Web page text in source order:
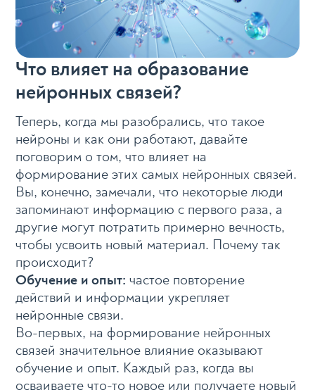
Что влияет на образование
нейронных связей?
Теперь, когда мы разобрались, что такое
нейроны и как они работают, давайте
поговорим о том, что влияет на
формирование этих самых нейронных связей.
Вы, конечно, замечали, что некоторые люди
запоминают информацию с первого раза, а
другие могут потратить примерно вечность,
чтобы усвоить новый материал. Почему так
происходит?
Обучение и опыт: частое повторение
действий и информации укрепляет
нейронные связи.
Во-первых, на формирование нейронных
связей значительное влияние оказывают
обучение и опыт. Каждый раз, когда вы
осваиваете что-то новое или получаете новый